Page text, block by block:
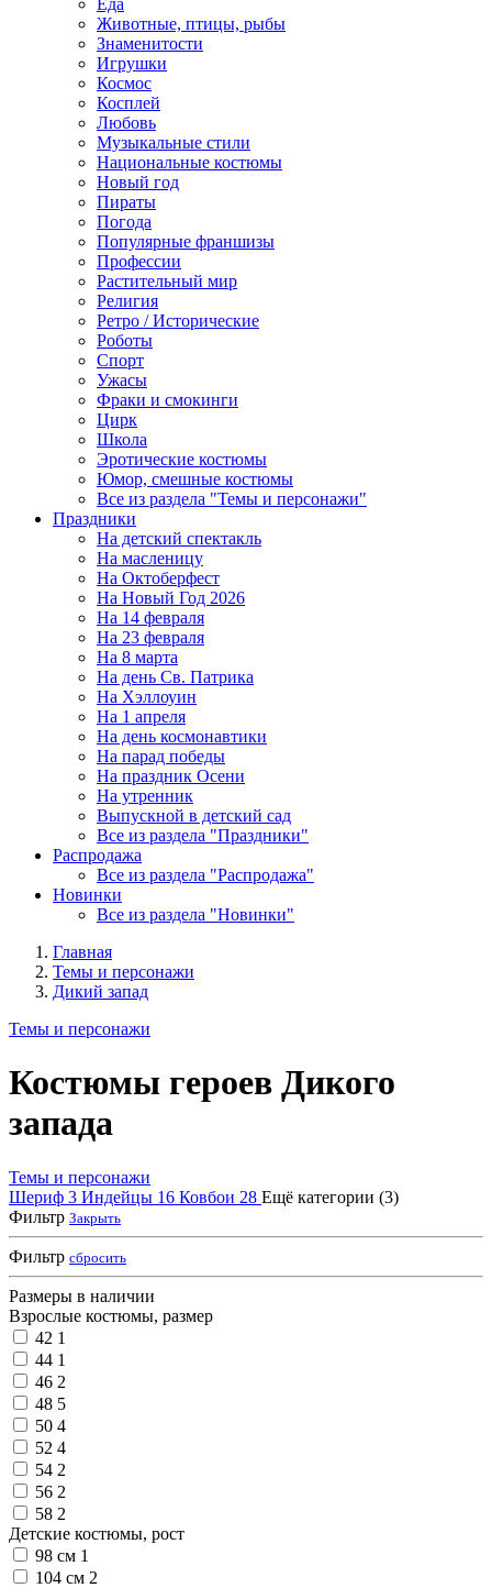
Еда
Животные, птицы, рыбы
Знаменитости
Игрушки
Космос
Косплей
Любовь
Музыкальные стили
Национальные костюмы
Новый год
Пираты
Погода
Популярные франшизы
Профессии
Растительный мир
Религия
Ретро / Исторические
Роботы
Спорт
Ужасы
Фраки и смокинги
Цирк
Школа
Эротические костюмы
Юмор, смешные костюмы
Все из раздела "Темы и персонажи"
Праздники
На детский спектакль
На масленицу
На Октоберфест
На Новый Год 2026
На 14 февраля
На 23 февраля
На 8 марта
На день Св. Патрика
На Хэллоуин
На 1 апреля
На день космонавтики
На парад победы
На праздник Осени
На утренник
Выпускной в детский сад
Все из раздела "Праздники"
Распродажа
Все из раздела "Распродажа"
Новинки
Все из раздела "Новинки"
Главная
Темы и персонажи
Дикий запад
Темы и персонажи
Костюмы героев Дикого
запада
Темы и персонажи
Шериф 3 Индейцы 16 Ковбои 28 Ещё категории (3)
Фильтр Закрыть
Фильтр сбросить
Размеры в наличии
Взрослые костюмы, размер
42 1
44 1
46 2
48 5
50 4
52 4
54 2
56 2
58 2
Детские костюмы, рост
98 см 1
104 см 2